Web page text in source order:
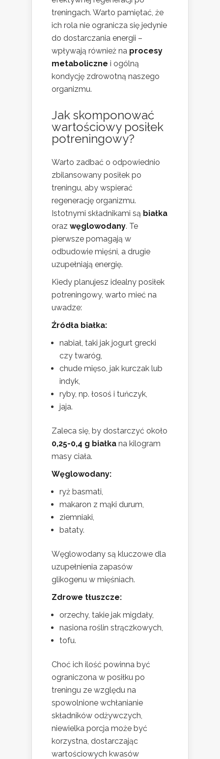
treningach. Warto pamiętać, że
ich rola nie ogranicza się jedynie
do dostarczania energii –
wpływają również na procesy
metaboliczne i ogólną
kondycję zdrowotną naszego
organizmu.
Jak skomponować
wartościowy posiłek
potreningowy?
Warto zadbać o odpowiednio
zbilansowany posiłek po
treningu, aby wspierać
regenerację organizmu.
Istotnymi składnikami są białka
oraz węglowodany. Te
pierwsze pomagają w
odbudowie mięśni, a drugie
uzupełniają energię.
Kiedy planujesz idealny posiłek
potreningowy, warto mieć na
uwadze:
Źródła białka:
nabiał, taki jak jogurt grecki
czy twaróg,
chude mięso, jak kurczak lub
indyk,
ryby, np. łosoś i tuńczyk,
jaja.
Zaleca się, by dostarczyć około
0,25-0,4 g białka na kilogram
masy ciała.
Węglowodany:
ryż basmati,
makaron z mąki durum,
ziemniaki,
bataty.
Węglowodany są kluczowe dla
uzupełnienia zapasów
glikogenu w mięśniach.
Zdrowe tłuszcze:
orzechy, takie jak migdały,
nasiona roślin strączkowych,
tofu.
Choć ich ilość powinna być
ograniczona w posiłku po
treningu ze względu na
spowolnione wchłanianie
składników odżywczych,
niewielka porcja może być
korzystna, dostarczając
wartościowych kwasów